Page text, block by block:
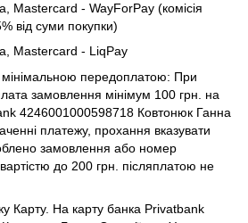
Mastercard - WayForPay (комісія
від суми покупки)
Mastercard - LiqPay
мінімальною передоплатою: При
замовлення мінімум 100 грн. на
4246001000598718 Ковтонюк Ганна
платежу, прохання вказувати
замовлення або номер
до 200 грн. післяплатою не
Карту. На карту банка Privatbank